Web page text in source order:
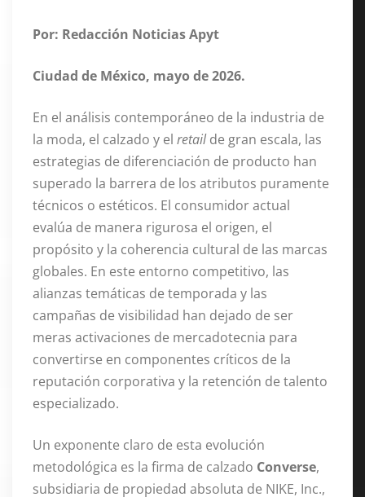
Por: Redacción Noticias Apyt
Ciudad de México, mayo de 2026.
En el análisis contemporáneo de la industria de
la moda, el calzado y el retailde gran escala, las
estrategias de diferenciación de producto han
superado la barrera de los atributos puramente
técnicos o estéticos. El consumidor actual
evalúa de manera rigurosa el origen, el
propósito y la coherencia cultural de las marcas
globales. En este entorno competitivo, las
alianzas temáticas de temporada y las
campañas de visibilidad han dejado de ser
meras activaciones de mercadotecnia para
convertirse en componentes críticos de la
reputación corporativa y la retención de talento
especializado.
Un exponente claro de esta evolución
metodológica es la firma de calzado Converse,
subsidiaria de propiedad absoluta de NIKE, Inc.,